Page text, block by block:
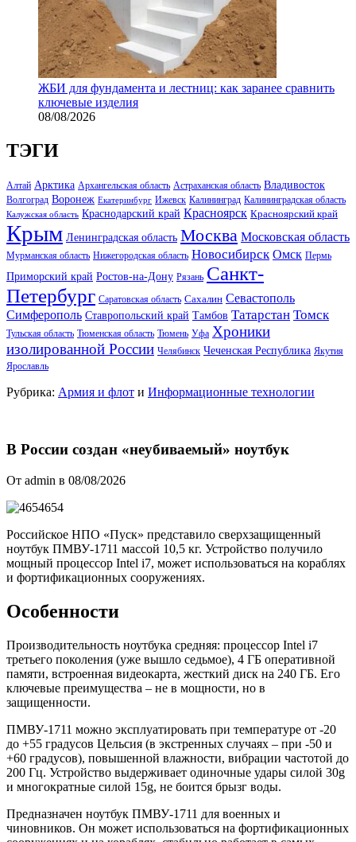
ЖБИ для фундамента и лестниц: как заранее сравнить
ключевые изделия
08/08/2026
ТЭГИ
Алтай Арктика Архангельская область Астраханская область Владивосток
Волгоград Воронеж Екатеринбург Ижевск Калининград Калининградская область
Калужская область Краснодарский край Красноярск Красноярский край
Крым Ленинградская область Москва Московская область
Мурманская область Нижегородская область Новосибирск Омск Пермь
Приморский край Ростов-на-Дону Рязань Санкт-
Петербург Саратовская область Сахалин Севастополь
Симферополь Ставропольский край Тамбов Татарстан Томск
Тульская область Тюменская область Тюмень Уфа Хроники
изолированной России Челябинск Чеченская Республика Якутия
Ярославль
Рубрика: Армия и флот и Информационные технологии
В России создан «неубиваемый» ноутбук
От admin в 08/08/2026
Российское НПО «Пуск» представило сверхзащищенный
ноутбук ПМВУ-1711 массой 10,5 кг. Устройство получило
мощный процессор Intel i7, может использоваться на кораблях
и фортификационных сооружениях.
Особенности
Производительность ноутбука средняя: процессор Intel i7
третьего поколения (уже вышло седьмое), 4 ГБ оперативной
памяти, встроенная видеокарта, жесткий диск на 240 ГБ. Его
ключевые преимущества – не в мощности, но в
защищенности.
ПМВУ-1711 можно эксплуатировать при температуре от -20
до +55 градусов Цельсия (в экстренных случаях – при -50 и
+60 градусов), повышенной влажности, вибрации частотой до
200 Гц. Устройство выдерживает одиночные удары силой 30g
и многократные силой 15g, не боится брызг воды.
Предназначен ноутбук ПМВУ-1711 для военных и
чиновников. Он может использоваться на фортификационных